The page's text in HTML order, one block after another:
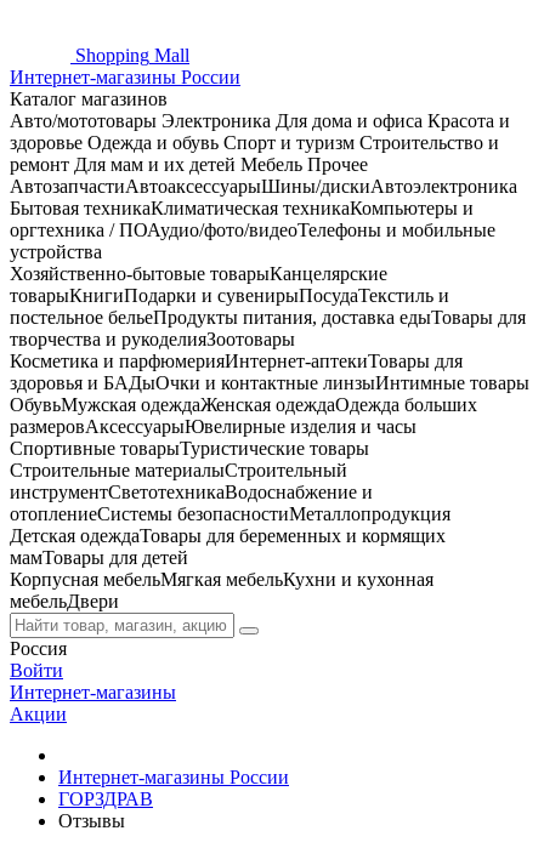
Shopping Mall
Интернет-магазины России
Каталог магазинов
Авто/мототовары Электроника Для дома и офиса Красота и
здоровье Одежда и обувь Спорт и туризм Строительство и
ремонт Для мам и их детей Мебель Прочее
АвтозапчастиАвтоаксессуарыШины/дискиАвтоэлектроника
Бытовая техникаКлиматическая техникаКомпьютеры и
оргтехника / ПОАудио/фото/видеоТелефоны и мобильные
устройства
Хозяйственно-бытовые товарыКанцелярские
товарыКнигиПодарки и сувенирыПосудаТекстиль и
постельное бельеПродукты питания, доставка едыТовары для
творчества и рукоделияЗоотовары
Косметика и парфюмерияИнтернет-аптекиТовары для
здоровья и БАДыОчки и контактные линзыИнтимные товары
ОбувьМужская одеждаЖенская одеждаОдежда больших
размеровАксессуарыЮвелирные изделия и часы
Спортивные товарыТуристические товары
Строительные материалыСтроительный
инструментСветотехникаВодоснабжение и
отоплениеСистемы безопасностиМеталлопродукция
Детская одеждаТовары для беременных и кормящих
мамТовары для детей
Корпусная мебельМягкая мебельКухни и кухонная
мебельДвери
Россия
Войти
Интернет-магазины
Акции
Интернет-магазины России
ГОРЗДРАВ
Отзывы